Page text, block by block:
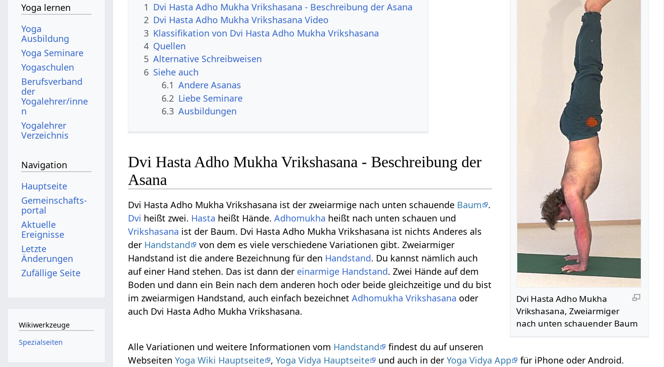
Dvi Hasta Adho Mukha
Vrikshasana, Zweiarmiger
nach unten schauender Baum
1 Dvi Hasta Adho Mukha Vrikshasana - Beschreibung der Asana
2 Dvi Hasta Adho Mukha Vrikshasana Video
3 Klassifikation von Dvi Hasta Adho Mukha Vrikshasana
4 Quellen
5 Alternative Schreibweisen
6 Siehe auch
6.1 Andere Asanas
6.2 Liebe Seminare
6.3 Ausbildungen
Dvi Hasta Adho Mukha Vrikshasana - Beschreibung der
Asana
Dvi Hasta Adho Mukha Vrikshasana ist der zweiarmige nach unten schauende Baum
.
Dvi heißt zwei. Hasta heißt Hände.Adhomukha heißt nach unten schauen und
Vrikshasana ist der Baum. Dvi Hasta Adho Mukha Vrikshasana ist nichts Anderes als
der Handstand
von dem es viele verschiedene Variationen gibt. Zweiarmiger
Handstand ist die andere Bezeichnung für den Handstand. Du kannst nämlich auch
auf einer Hand stehen. Das ist dann der einarmige Handstand. Zwei Hände auf dem
Boden und dann ein Bein nach dem anderen hoch oder beide gleichzeitige und du bist
im zweiarmigen Handstand, auch einfach bezeichnetAdhomukha Vrikshasana oder
auch Dvi Hasta Adho Mukha Vrikshasana.
Alle Variationen und weitere Informationen vom Handstand
findest du auf unseren
WebseitenYoga Wiki Hauptseite ,Yoga Vidya Hauptseite und auch in derYoga Vidya App für iPhone oder Android.
Yoga lernen
Yoga
Ausbildung
Yoga Seminare
Yogaschulen
Berufsverband
der
Yogalehrer/inne
n
Yogalehrer
Verzeichnis
Navigation
Hauptseite
Gemeinschafts­
portal
Aktuelle
Ereignisse
Letzte
Änderungen
Zufällige Seite
Wikiwerkzeuge
Spezialseiten